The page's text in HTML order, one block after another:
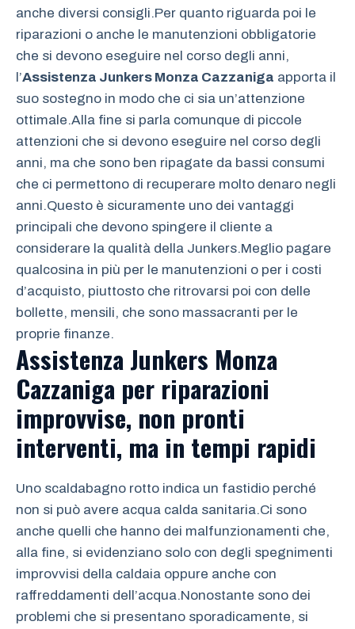
anche diversi consigli.Per quanto riguarda poi le
riparazioni o anche le manutenzioni obbligatorie
che si devono eseguire nel corso degli anni,
l’Assistenza Junkers Monza Cazzaniga apporta il
suo sostegno in modo che ci sia un’attenzione
ottimale.Alla fine si parla comunque di piccole
attenzioni che si devono eseguire nel corso degli
anni, ma che sono ben ripagate da bassi consumi
che ci permettono di recuperare molto denaro negli
anni.Questo è sicuramente uno dei vantaggi
principali che devono spingere il cliente a
considerare la qualità della Junkers.Meglio pagare
qualcosina in più per le manutenzioni o per i costi
d’acquisto, piuttosto che ritrovarsi poi con delle
bollette, mensili, che sono massacranti per le
proprie finanze.
Assistenza Junkers Monza
Cazzaniga per riparazioni
improvvise, non pronti
interventi, ma in tempi rapidi
Uno scaldabagno rotto indica un fastidio perché
non si può avere acqua calda sanitaria.Ci sono
anche quelli che hanno dei malfunzionamenti che,
alla fine, si evidenziano solo con degli spegnimenti
improvvisi della caldaia oppure anche con
raffreddamenti dell’acqua.Nonostante sono dei
problemi che si presentano sporadicamente, si